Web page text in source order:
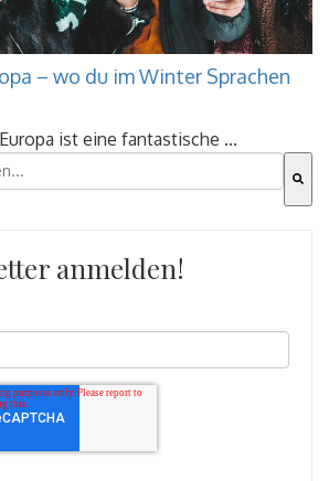
– wo du im Winter Sprachen
ist eine fantastische ...
mit einer automatischen
anmelden!